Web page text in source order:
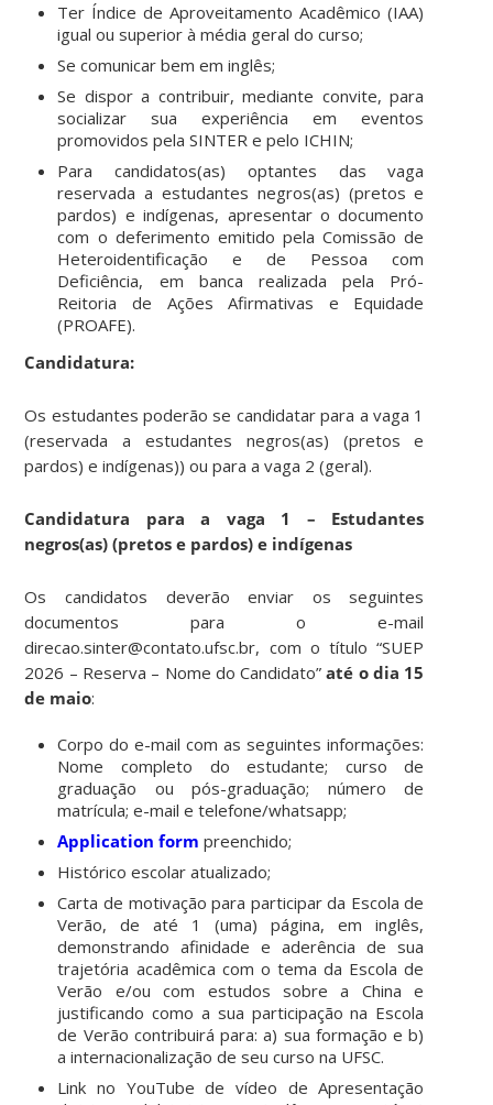
Ter Índice de Aproveitamento Acadêmico (IAA)
igual ou superior à média geral do curso;
Se comunicar bem em inglês;
Se dispor a contribuir, mediante convite, para
socializar sua experiência em eventos
promovidos pela SINTER e pelo ICHIN;
Para candidatos(as) optantes das vaga
reservada a estudantes negros(as) (pretos e
pardos) e indígenas, apresentar o documento
com o deferimento emitido pela Comissão de
Heteroidentificação e de Pessoa com
Deficiência, em banca realizada pela Pró-
Reitoria de Ações Afirmativas e Equidade
(PROAFE).
Candidatura:
Os estudantes poderão se candidatar para a vaga 1
(reservada a estudantes negros(as) (pretos e
pardos) e indígenas)) ou para a vaga 2 (geral).
Candidatura para a vaga 1 – Estudantes
negros(as) (pretos e pardos) e indígenas
Os candidatos deverão enviar os seguintes
documentos para o e-mail
direcao.sinter@contato.ufsc.br, com o título “SUEP
2026 – Reserva – Nome do Candidato”até o dia 15
de maio:
Corpo do e-mail com as seguintes informações:
Nome completo do estudante; curso de
graduação ou pós-graduação; número de
matrícula; e-mail e telefone/whatsapp;
Application form preenchido;
Histórico escolar atualizado;
Carta de motivação para participar da Escola de
Verão, de até 1 (uma) página, em inglês,
demonstrando afinidade e aderência de sua
trajetória acadêmica com o tema da Escola de
Verão e/ou com estudos sobre a China e
justificando como a sua participação na Escola
de Verão contribuirá para: a) sua formação e b)
a internacionalização de seu curso na UFSC.
Link no YouTube de vídeo de Apresentação